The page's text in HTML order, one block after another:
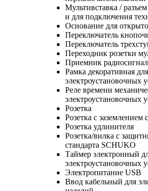
Мультивставка /
и для подключения
Основание для
Переключатель
Переключатель
Переходник розетки
Приемник
Рамка декоративная для
электроустановочных
Реле времени
электроустановочных
Розетка
Розетка с заземлением
Розетка удлинителя
Розетка/вилка с
стандарта SCHUKO
Таймер электронный
электроустановочных
Электропитание USB
Ввод кабельный для